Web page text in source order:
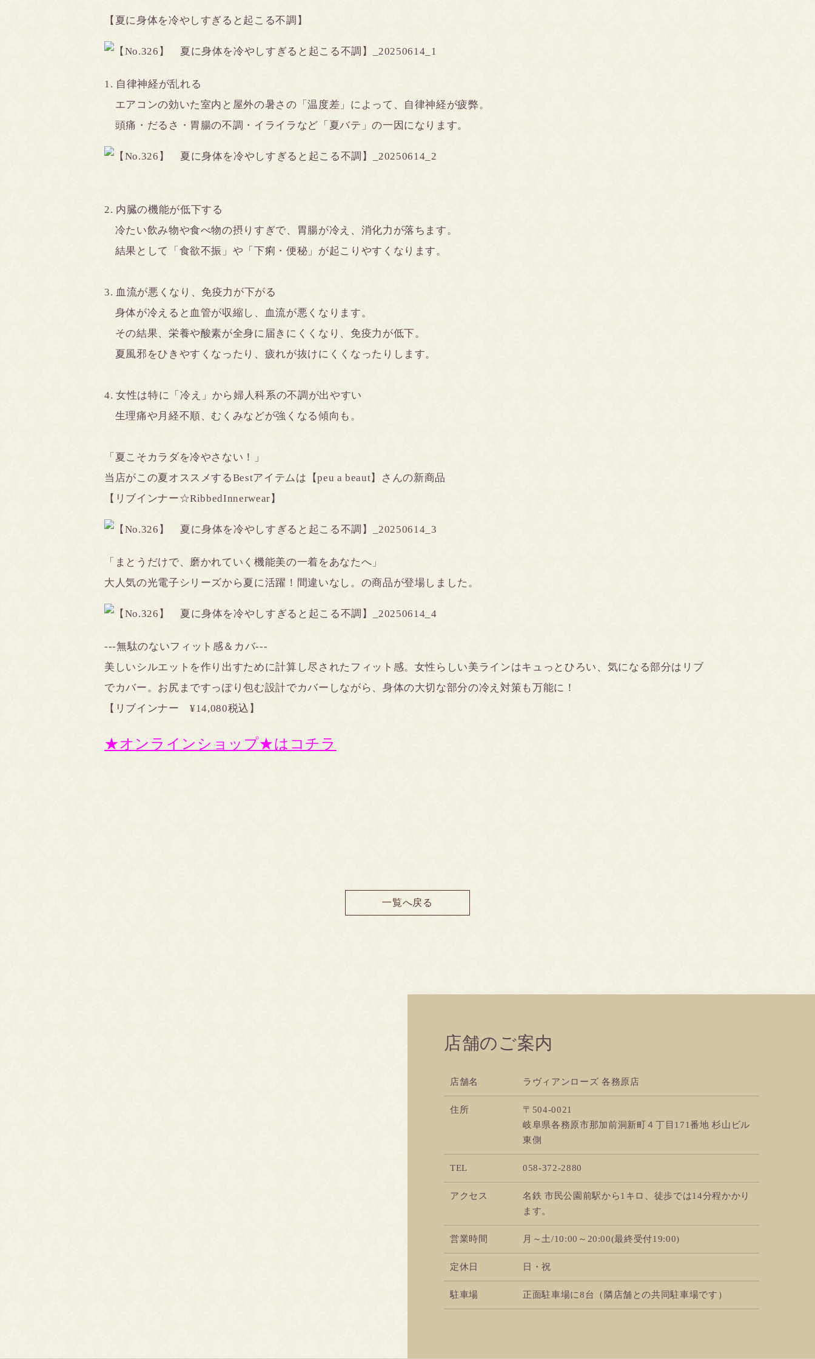
【夏に身体を冷やしすぎると起こる不調】
1. 自律神経が乱れる
エアコンの効いた室内と屋外の暑さの「温度差」によって、自律神経が疲弊。
頭痛・だるさ・胃腸の不調・イライラなど「夏バテ」の一因になります。
2. 内臓の機能が低下する
冷たい飲み物や食べ物の摂りすぎで、胃腸が冷え、消化力が落ちます。
結果として「食欲不振」や「下痢・便秘」が起こりやすくなります。
3. 血流が悪くなり、免疫力が下がる
身体が冷えると血管が収縮し、血流が悪くなります。
その結果、栄養や酸素が全身に届きにくくなり、免疫力が低下。
夏風邪をひきやすくなったり、疲れが抜けにくくなったりします。
4. 女性は特に「冷え」から婦人科系の不調が出やすい
生理痛や月経不順、むくみなどが強くなる傾向も。
「夏こそカラダを冷やさない！」
当店がこの夏オススメするBestアイテムは【peu a beaut】さんの新商品
【リブインナー☆RibbedInnerwear】
「まとうだけで、磨かれていく機能美の一着をあなたへ」
大人気の光電子シリーズから夏に活躍！間違いなし。の商品が登場しました。
---無駄のないフィット感＆カバ---
美しいシルエットを作り出すために計算し尽されたフィット感。女性らしい美ラインはキュっとひろい、気になる部分はリブ
でカバー。お尻まですっぽり包む設計でカバーしながら、身体の大切な部分の冷え対策も万能に！
【リブインナー ¥14,080税込】
★オンラインショップ★はコチラ
一覧へ戻る
店舗のご案内
店舗名 ラヴィアンローズ 各務原店
住所
〒504-0021
岐阜県各務原市那加前洞新町４丁目171番地 杉山ビル
東側
TEL 058-372-2880
アクセス
名鉄 市民公園前駅から1キロ、徒歩では14分程かかり
ます。
営業時間 月～土/10:00～20:00(最終受付19:00)
定休日 日・祝
駐車場 正面駐車場に8台（隣店舗との共同駐車場です）